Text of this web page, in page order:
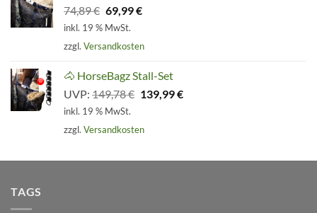
74,89€ Ursprünglicher
Preis
war:
74,89 €
69,99€Aktueller
69,99 €.
inkl. 19 % MwSt.
zzgl. Versandkosten
🐴 HorseBagz Stall-Set
UVP: 149,78€ Ursprünglicher
149,78 €
139,99€Aktueller
inkl. 19 % MwSt.
zzgl. Versandkosten
TAGS